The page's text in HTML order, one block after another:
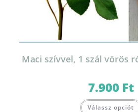
Maci szívvel, 1 szál vörös
7.900 Ft
Válassz opciót